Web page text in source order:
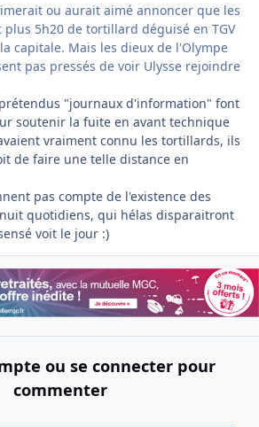
ou aurait aimé annoncer que les
plus 5h20 de tortillard déguisé en TGV
capitale. Mais les dieux de l'Olympe
pas pressés de voir Ulysse rejoindre
"journaux d'information" font
soutenir la fuite en avant technique
vraiment connu les tortillards, ils
de faire une telle distance en
pas compte de l'existence des
quotidiens, qui hélas disparaitront
voit le jour :)
ou se connecter pour
commenter